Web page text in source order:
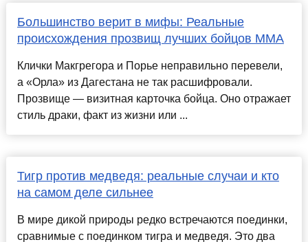
Большинство верит в мифы: Реальные
происхождения прозвищ лучших бойцов ММА
Клички Макгрегора и Порье неправильно перевели,
а «Орла» из Дагестана не так расшифровали.
Прозвище — визитная карточка бойца. Оно отражает
стиль драки, факт из жизни или ...
Тигр против медведя: реальные случаи и кто
на самом деле сильнее
В мире дикой природы редко встречаются поединки,
сравнимые с поединком тигра и медведя. Это два